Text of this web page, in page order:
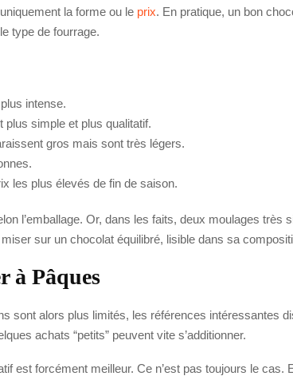
la forme ou le prix. En pratique, un bon
type de fourrage.
intense.
simple et plus qualitatif.
gros mais sont très légers.
les plus élevés de fin de saison.
l’emballage. Or, dans les faits, deux moulages
sur un chocolat équilibré, lisible dans sa
à Pâques
sont alors plus limités, les références intéressantes
achats “petits” peuvent vite s’additionner.
est forcément meilleur. Ce n’est pas toujours le